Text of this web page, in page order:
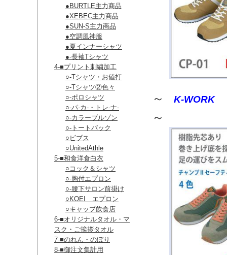
～ K-WORK
～​
●BURTLE主力商品
●XEBEC主力商品
●SUN-S主力商品
●空調風神服
●夏インナーシャツ
●-長袖Tシャツ
4-■プリント刺繍加工
○-Tシャツ・お値打
○-Tシャツ②色々
○-ポロシャツ
○-パ-カ-・トレ-ナ-
○-カラーブルゾン
○-トートバック
○ビブス
○UnitedAthle
5-■和食洋食白衣
○コック＆シャツ
○-胸付エプロン
○-腰下サロン前掛け
○KOEI エプロン
○キャップ飲食店
6-■オリジナルタオル・マ
スク・ご挨拶タオル
7-■のれん・のぼり
8-■御注文集計用